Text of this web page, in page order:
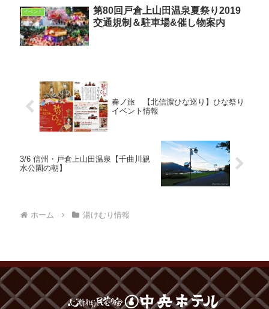
イベント
第80回戸倉上山田温泉夏祭り2019
交通規制＆駐車場&催し物案内
春ノ旅 【北信濃ひな巡り】ひな祭り
イベント情報
3/6 信州・戸倉上山田温泉【千曲川親
水公園の朝】
ホーム 湯けむり情報